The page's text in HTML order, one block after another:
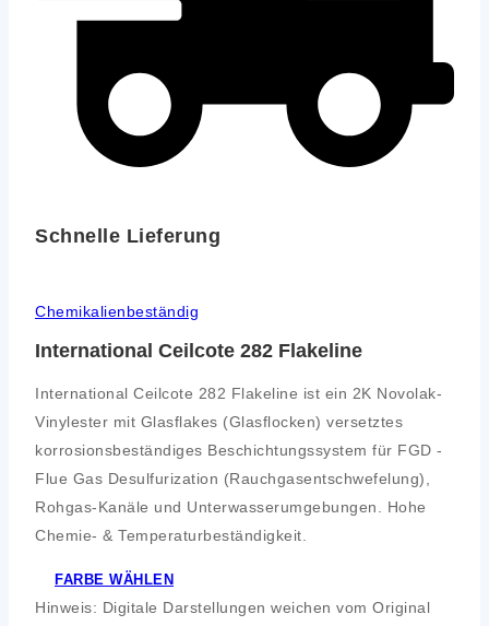
Schnelle Lieferung
Chemikalienbeständig
International Ceilcote 282 Flakeline
International Ceilcote 282 Flakeline ist ein 2K Novolak-
Vinylester mit Glasflakes (Glasflocken) versetztes
korrosionsbeständiges Beschichtungssystem für FGD -
Flue Gas Desulfurization (Rauchgasentschwefelung),
Rohgas-Kanäle und Unterwasserumgebungen. Hohe
Chemie- & Temperaturbeständigkeit.
FARBE WÄHLEN
Hinweis: Digitale Darstellungen weichen vom Original